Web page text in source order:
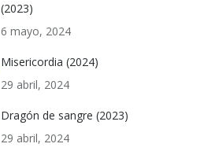
(2023)
6 mayo, 2024
Misericordia (2024)
29 abril, 2024
Dragón de sangre (2023)
29 abril, 2024